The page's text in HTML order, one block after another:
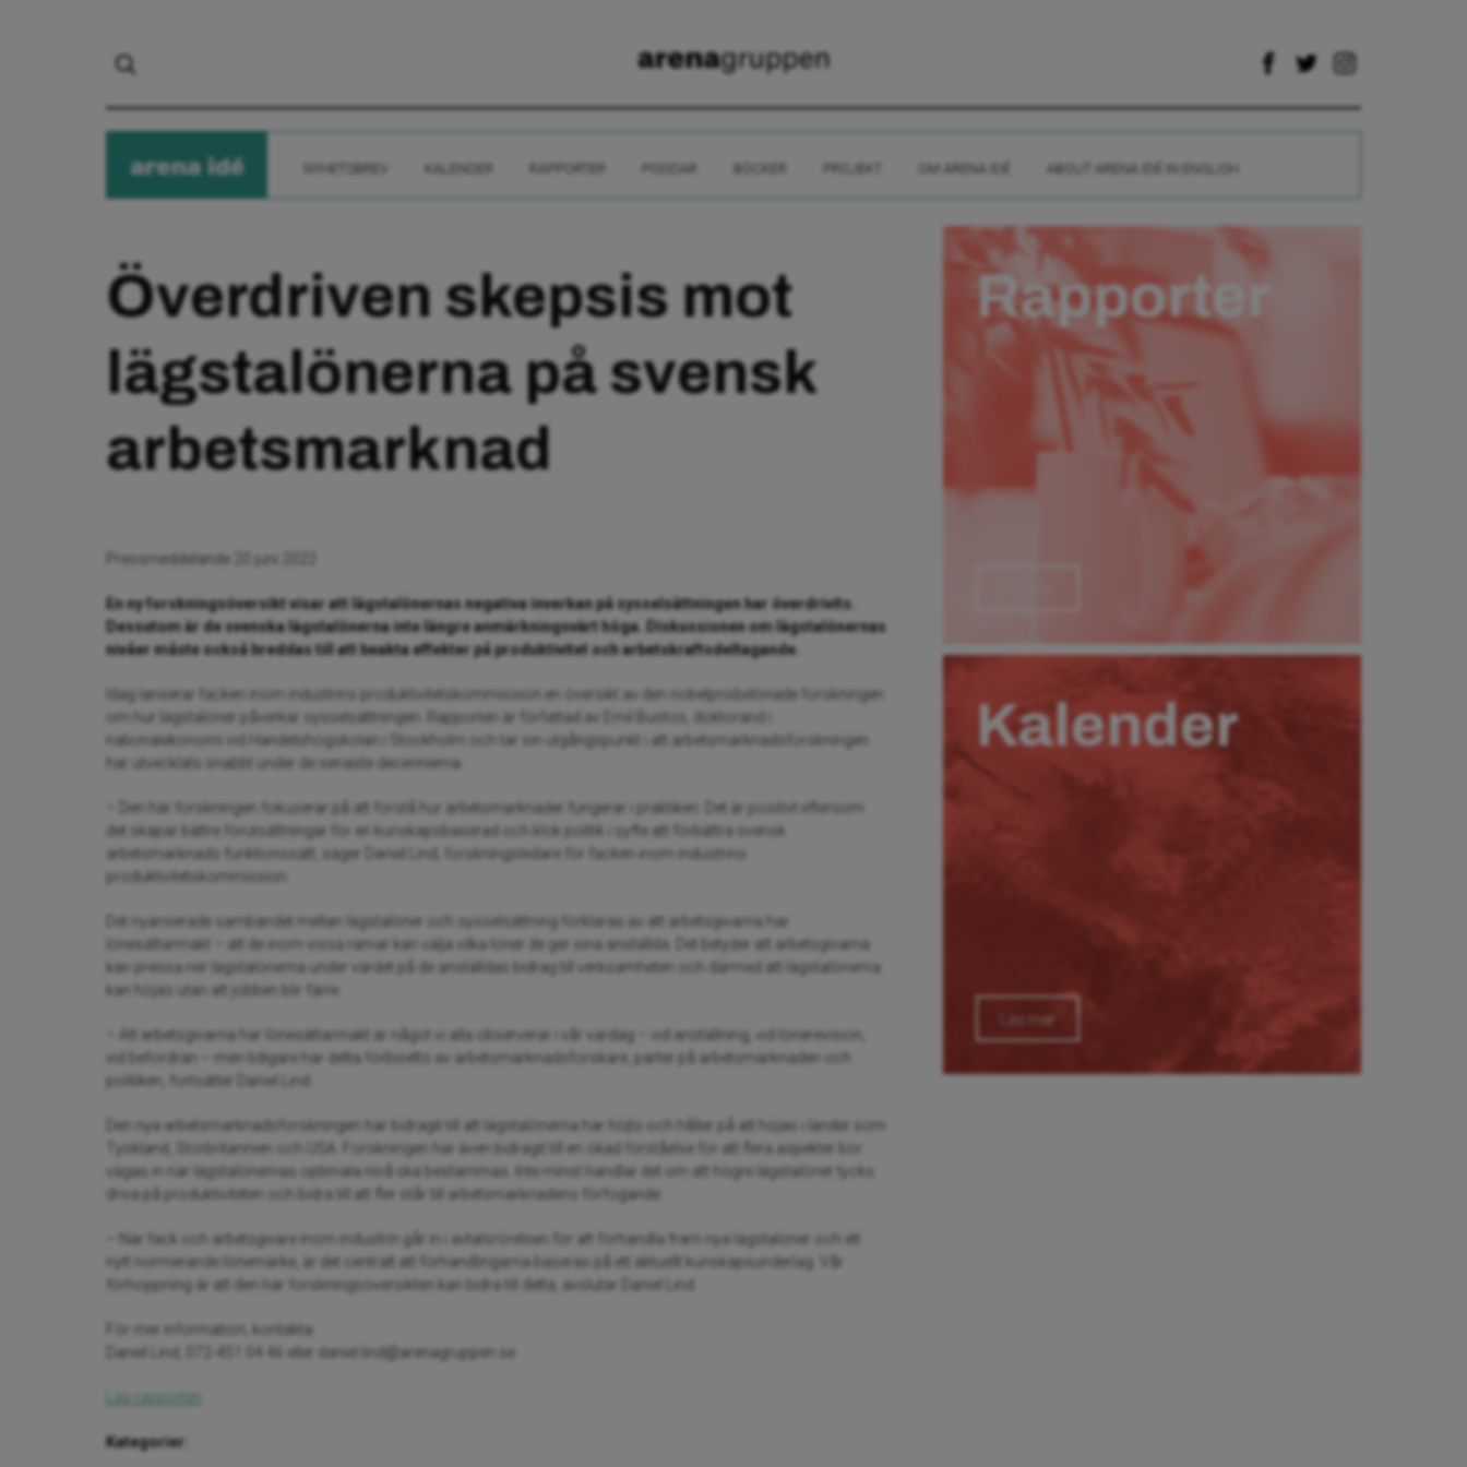
arenaide KALENDER RAPPORTER BÖCKER PROJEKT OM ARENA IDÉ ABOUT ARENA IDÉ IN ENGLISH
Överdriven skepsis mot
lägstalönerna på svensk
arbetsmarknad
Pressmeddelande 20 juni 2022
En ny forskningsöversikt visar att lägstalönernas negativa inverkan på sysselsättningen har överdrivits.
Dessutom är de svenska lägstalönerna inte längre anmärkningsvärt höga.
Diskussionen om lägstalönernas
nivåer måste också breddas till att beakta effekter påproduktivitet och arbetskraftsdeltagande.
Idag lanserar facken inom industrins produktivitetskommission en översikt av den nobelprisbelönade forskningen
om hur lägstalöner påverkar sysselsättningen. Rapporten är författad av Emil Bustos, doktorand i
nationalekonomi vid Handelshögskolan i Stockholm och tar sin utgångspunkt i att arbetsmarknadsforskningen
har utvecklats snabbt under de senaste decennierna.
– Den här forskningen fokuserar på att förstå hur arbetsmarknader fungerar i praktiken. Det är positivt eftersom
det skapar bättre förutsättningar för en kunskapsbaserad och klok politik i syfte att förbättra svensk
arbetsmarknads funktionssätt, säger Daniel Lind, forskningsledare för facken inom industrins
produktivitetskommission.
Det nyanserade sambandet mellan lägstalöner och sysselsättning förklaras av att arbetsgivarna har
lönesättarmakt – att de inom vissa ramar kan välja vilka löner de ger sina anställda. Det betyder att arbetsgivarna
kan pressa ner lägstalönerna under värdet på de anställdas bidrag till verksamheten och därmed att lägstalönerna
kan höjas utan att jobben blir färre.
– Att arbetsgivarna har lönesättarmakt är något vi alla observerar i vår vardag – vid anställning, vid lönerevision,
vid befordran – men tidigare har detta förbisetts av arbetsmarknadsforskare, parter på arbetsmarknaden och
politiken, fortsätter Daniel Lind.
Den nya arbetsmarknadsforskningen har bidragit till att lägstalönerna har höjts och håller på att höjas i länder som
Tyskland, Storbritannien och USA. Forskningen har även bidragit till en ökad förståelse för att flera aspekter bör
vägas in när lägstalönernas optimala nivå ska bestämmas. Inte minst handlar det om att högre lägstalöner tycks
driva på produktiviteten och bidra till att fler står till arbetsmarknadens förfogande.
– När fack och arbetsgivare inom industrin går in i avtalsrörelsen för att förhandla fram nya lägstalöner och ett
nytt normerande lönemärke, är det centralt att förhandlingarna baseras på ett aktuellt kunskapsunderlag. Vår
förhoppning är att den här forskningsöversikten kan bidra till detta, avslutar Daniel Lind.
För mer information, kontakta:
Daniel Lind, 072-451 04 46 eller daniel.lind@arenagruppen.se
Läs rapporten
Kategorier:
Rapporter
Kalender
Läs mer